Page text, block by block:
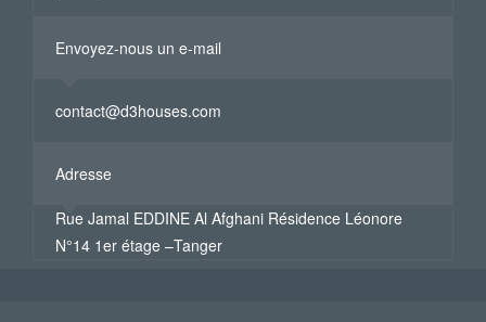
Envoyez-nous un e-mail
contact@d3houses.com
Adresse
Rue Jamal EDDINE Al Afghani Résidence Léonore
N°14 1er étage –Tanger